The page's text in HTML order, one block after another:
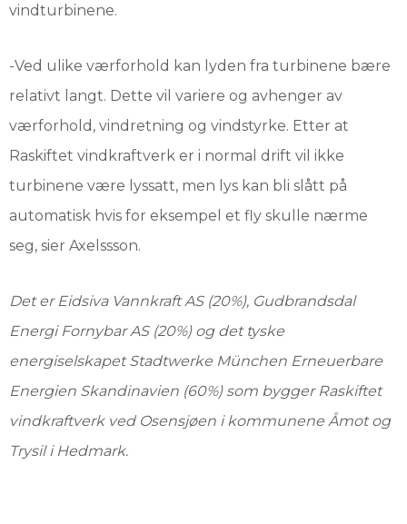
vindturbinene.
-Ved ulike værforhold kan lyden fra turbinene bære
relativt langt. Dette vil variere og avhenger av
værforhold, vindretning og vindstyrke. Etter at
Raskiftet vindkraftverk er i normal drift vil ikke
turbinene være lyssatt, men lys kan bli slått på
automatisk hvis for eksempel et fly skulle nærme
seg, sier Axelssson.
Det er Eidsiva Vannkraft AS (20%), Gudbrandsdal
Energi Fornybar AS (20%) og det tyske
energiselskapet Stadtwerke München Erneuerbare
Energien Skandinavien (60%) som bygger Raskiftet
vindkraftverk ved Osensjøen i kommunene Åmot og
Trysil i Hedmark.